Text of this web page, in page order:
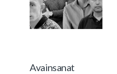
Avainsanat